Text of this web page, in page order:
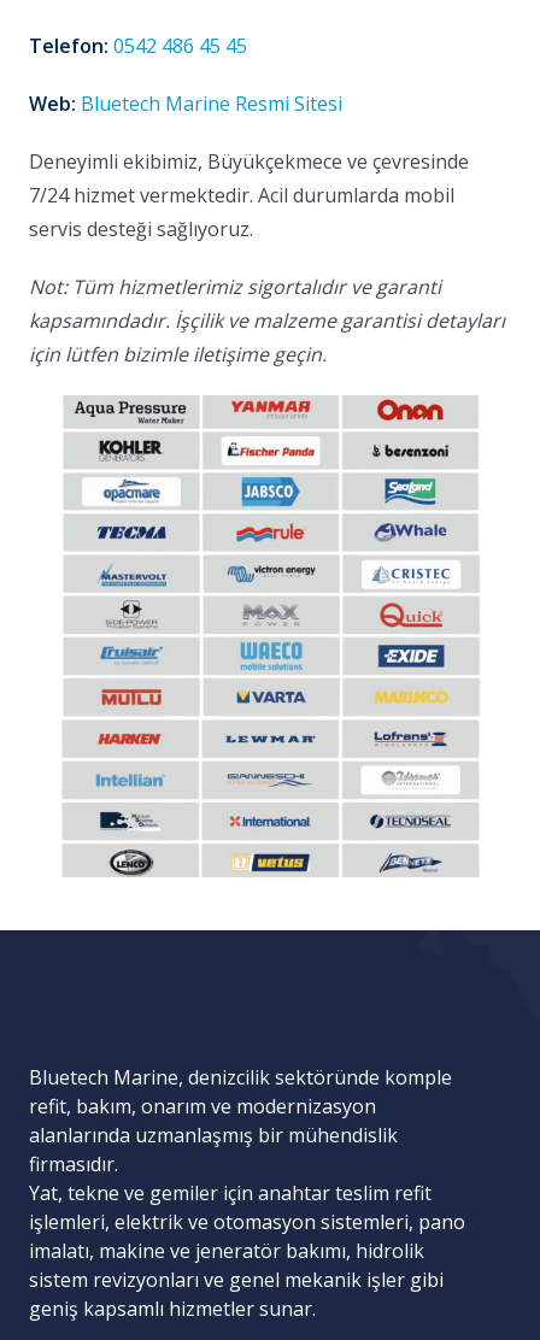
Telefon: 0542 486 45 45
Web: Bluetech Marine Resmi Sitesi
Deneyimli ekibimiz, Büyükçekmece ve çevresinde
7/24 hizmet vermektedir. Acil durumlarda mobil
servis desteği sağlıyoruz.
Not: Tüm hizmetlerimiz sigortalıdır ve garanti
kapsamındadır. İşçilik ve malzeme garantisi detayları
için lütfen bizimle iletişime geçin.
Bluetech Marine, denizcilik sektöründe komple
refit, bakım, onarım ve modernizasyon
alanlarında uzmanlaşmış bir mühendislik
firmasıdır.
Yat, tekne ve gemiler için anahtar teslim refit
işlemleri, elektrik ve otomasyon sistemleri, pano
imalatı, makine ve jeneratör bakımı, hidrolik
sistem revizyonları ve genel mekanik işler gibi
geniş kapsamlı hizmetler sunar.